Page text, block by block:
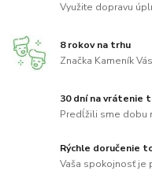
Využite dopravu
8 rokov na trhu
Značka Kameník
30 dní na vrátenie
Predĺžili sme dobu
Rýchle doručenie
Vaša spokojnosť je